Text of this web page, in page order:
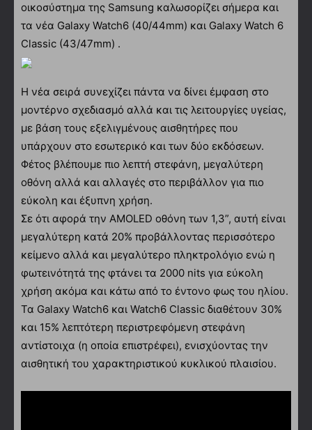
οικοσύστημα της Samsung καλωσορίζει σήμερα και
τα νέα Galaxy Watch6 (40/44mm) και Galaxy Watch 6
Classic (43/47mm) .
Η νέα σειρά συνεχίζει πάντα να δίνει έμφαση στο
μοντέρνο σχεδιασμό αλλά και τις λειτουργίες υγείας,
με βάση τους εξελιγμένους αισθητήρες που
υπάρχουν στο εσωτερικό και των δύο εκδόσεων.
Φέτος βλέπουμε πιο λεπτή στεφάνη, μεγαλύτερη
οθόνη αλλά και αλλαγές στο περιβάλλον για πιο
εύκολη και έξυπνη χρήση.
Σε ότι αφορά την AMOLED οθόνη των 1,3”, αυτή είναι
μεγαλύτερη κατά 20% προβάλλοντας περισσότερο
κείμενο αλλά και μεγαλύτερο πληκτρολόγιο ενώ η
φωτεινότητά της φτάνει τα 2000 nits για εύκολη
χρήση ακόμα και κάτω από το έντονο φως του ηλίου.
Τα Galaxy Watch6 και Watch6 Classic διαθέτουν 30%
και 15% λεπτότερη περιστρεφόμενη στεφάνη
αντίστοιχα (η οποία επιστρέφει), ενισχύοντας την
αισθητική του χαρακτηριστικού κυκλικού πλαισίου.